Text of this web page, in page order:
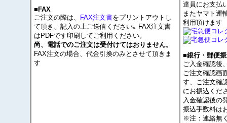
■FAX
ご注文の際は、 FAX注文書をプリントアウトし
て頂き、記入の上ご送信ください｡ FAX注文書
はPDFです印刷してご利用ください。
尚、電話でのご注文は受付けてはおりません。
FAX注文の場合、代金引換のみとさせて頂きま
す
達員にお支払
またヤマト運
利用頂けます
■銀行・郵便
ご入金確認後
ご注文確認画
す、ご注文確
にお振込くだ
入金確認後の
振込手数料は
※注：連絡無